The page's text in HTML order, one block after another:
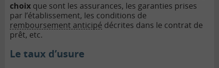
choix que sont les assurances, les garanties prises
par l’établissement, les conditions de
remboursement anticipé décrites dans le contrat de
prêt, etc.
Le taux d’usure